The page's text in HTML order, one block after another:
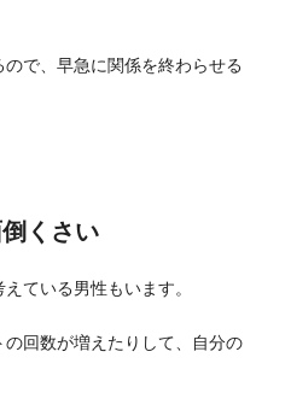
で、早急に関係を終わらせる
くさい
ている男性もいます。
回数が増えたりして、自分の